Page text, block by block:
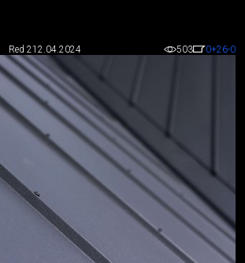
Red 212.04.2024 503 0+26-0